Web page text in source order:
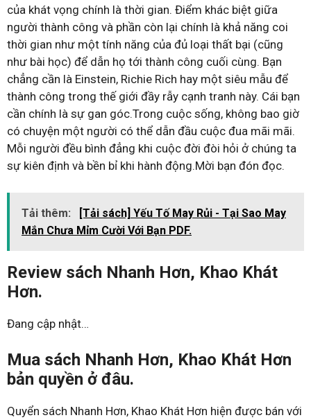
của khát vọng chính là thời gian. Điểm khác biệt giữa
người thành công và phần còn lại chính là khả năng coi
thời gian như một tính năng của đủ loại thất bại (cũng
như bài học) để dẫn họ tới thành công cuối cùng. Bạn
chẳng cần là Einstein, Richie Rich hay một siêu mẫu để
thành công trong thế giới đầy rẫy cạnh tranh này. Cái bạn
cần chính là sự gan góc.Trong cuộc sống, không bao giờ
có chuyện một người có thể dẫn đầu cuộc đua mãi mãi.
Mỗi người đều bình đẳng khi cuộc đời đòi hỏi ở chúng ta
sự kiên định và bền bỉ khi hành động.Mời bạn đón đọc.
Tải thêm:
[Tải sách] Yếu Tố May Rủi - Tại Sao May
Mắn Chưa Mỉm Cười Với Bạn PDF.
Review sách Nhanh Hơn, Khao Khát
Hơn.
Đang cập nhật…
Mua sách Nhanh Hơn, Khao Khát Hơn
bản quyền ở đâu.
Quyển sách Nhanh Hơn, Khao Khát Hơn hiện được bán với